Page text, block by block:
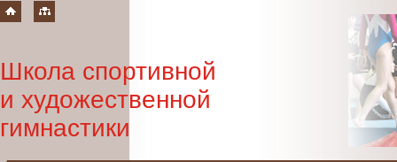
Школа спортивной
и художественной
гимнастики